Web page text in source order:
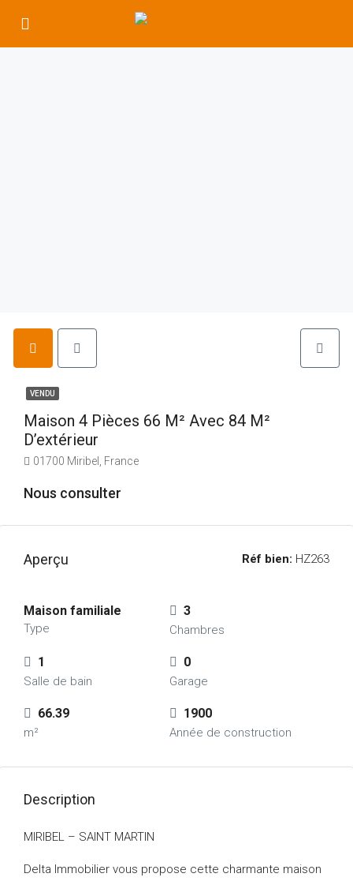
VENDU
Maison 4 Pièces 66 M² Avec 84 M²
D’extérieur
01700 Miribel, France
Nous consulter
Aperçu Réf bien: HZ263
Maison familiale
Type
3
Chambres
1
Salle de bain
0
Garage
66.39
m²
1900
Année de construction
Description
MIRIBEL – SAINT MARTIN
Delta Immobilier vous propose cette charmante maison